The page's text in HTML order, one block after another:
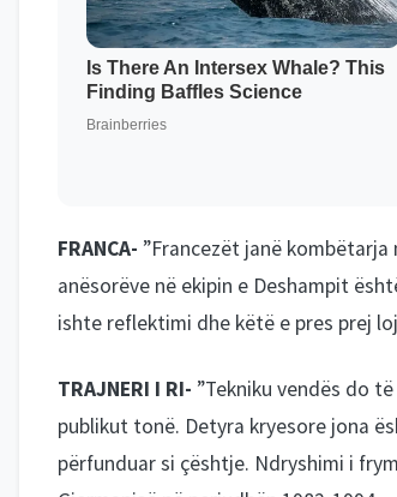
FRANCA- ”Francezët janë
anësorëve në ekipin e Deshampit
ishte reflektimi dhe këtë e pres prej
TRAJNERI I RI- ”Tekniku vendës do
publikut tonë. Detyra kryesore jona
përfunduar si çështje. Ndryshimi i